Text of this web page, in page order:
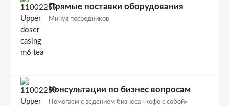
Прямые поставки оборудования
Минуя посредников
Консультации по бизнес вопросам
Помогаем с ведением бизнеса «кофе с собой»